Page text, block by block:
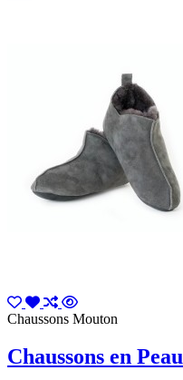
Chaussons Mouton
Chaussons en